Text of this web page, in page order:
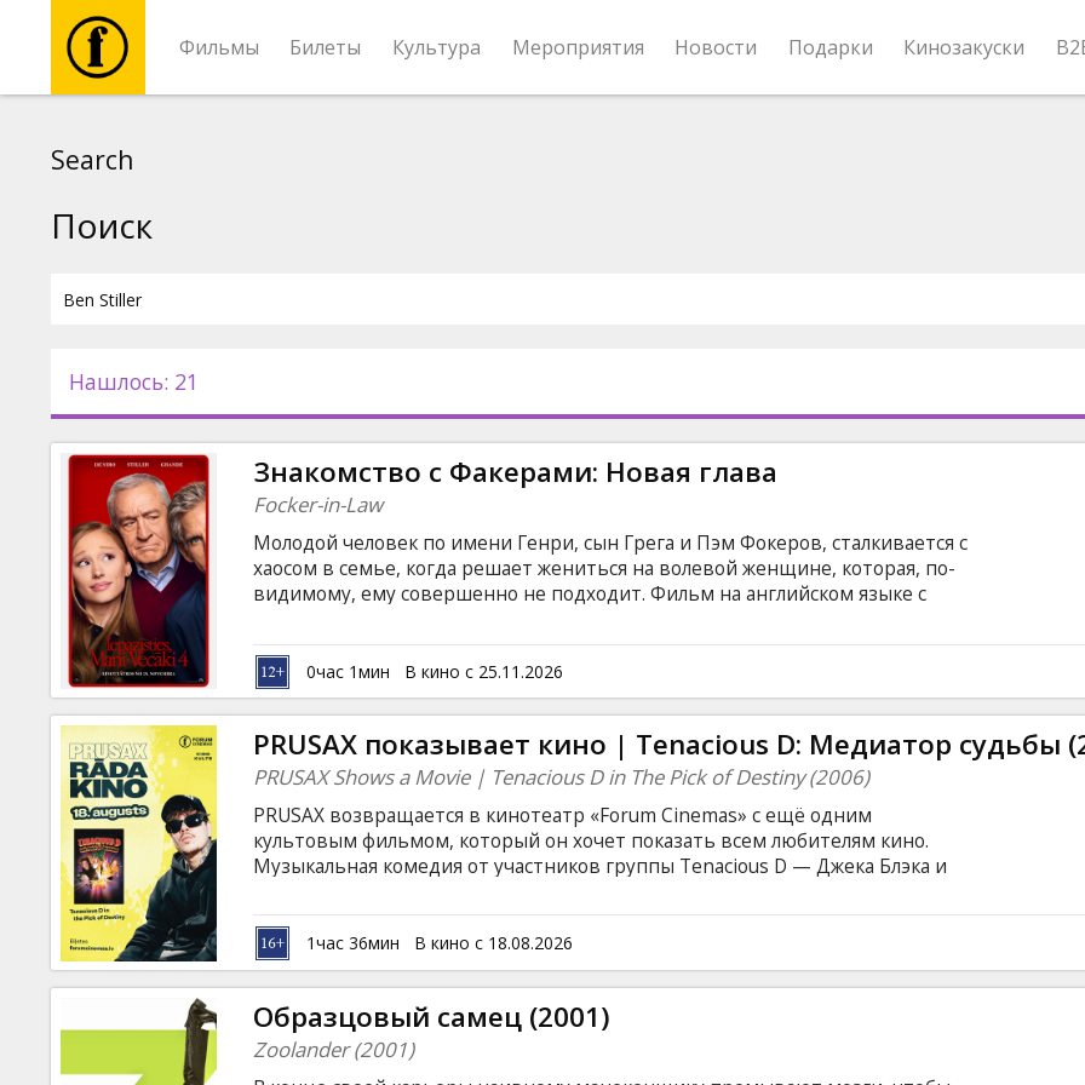
Фильмы Билеты Культура Мероприятия Новости Подарки Кинозакуски
Новости
Подарки
Кинозакуски
B2B
Клуб
Search
Поиск
Нашлось: 21
Знакомство с Факерами: Новая глава
Focker-in-Law
Молодой человек по имени Генри, сын Грега и Пэм Фокеров, сталкивается с
хаосом в семье, когда решает жениться на волевой женщине, которая, по-
видимому, ему совершенно не подходит. Фильм на английском языке с
0час 1мин В кино с 25.11.2026
PRUSAX показывает кино | Tenacious D: Медиатор судьбы
PRUSAX Shows a Movie | Tenacious D in The Pick of Destiny (2006)
PRUSAX возвращается в кинотеатр «Forum Cinemas» с ещё одним
культовым фильмом, который он хочет показать всем любителям кино.
Музыкальная комедия от участников группы Tenacious D — Джека Блэка и
жизнь, музыка, фантазия, безудержный юмор и безграничное воображение.
1час 36мин В кино с 18.08.2026
Образцовый самец (2001)
Zoolander (2001)